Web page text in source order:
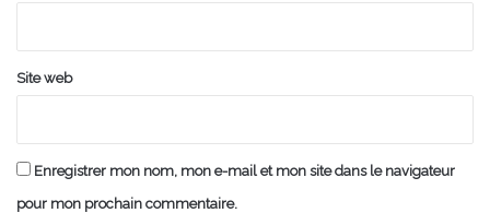
Site web
Enregistrer mon nom, mon e-mail et mon site dans le navigateur
pour mon prochain commentaire.